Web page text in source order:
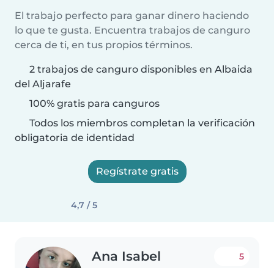
El trabajo perfecto para ganar dinero haciendo
lo que te gusta. Encuentra trabajos de canguro
cerca de ti, en tus propios términos.
2 trabajos de canguro disponibles en Albaida
del Aljarafe
100% gratis para canguros
Todos los miembros completan la verificación
obligatoria de identidad
Regístrate gratis
4,7 / 5
Ana Isabel 5